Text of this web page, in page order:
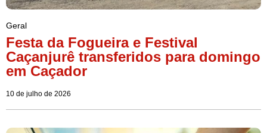
Geral
Festa da Fogueira e Festival
Caçanjurê transferidos para domingo
em Caçador
10 de julho de 2026